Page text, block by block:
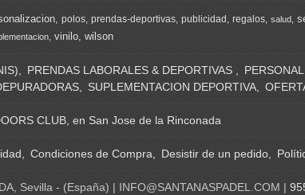
polos prendas-deportivas publicidad regalos salud
vinilo wilson
PRENDAS LABORALES & DEPORTIVAS
SUPLEMENTACION DEPORTIVA
CLUB, en San Jose de la Rinconada
Condiciones de Compra Desistir de un pedido
Sevilla - (España) | INFO@SANTANASPADEL.COM |